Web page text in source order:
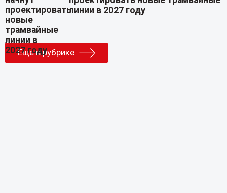
линии в 2027 году
Еще в рубрике